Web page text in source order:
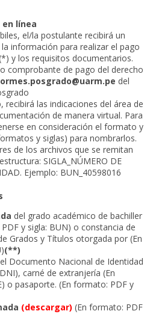
línea
el/la postulante recibirá un
información para realizar el pago
y los requisitos documentarios.
comprobante de pago del derecho
del
recibirá las indicaciones del área de
de manera virtual. Para
en consideración el formato y
y siglas) para nombrarlos.
de los archivos que se remitan
SIGLA_NÚMERO DE
Ejemplo: BUN_40598016
del grado académico de bachiller
y sigla: BUN) o constancia de
Grados y Títulos otorgada por (En
(**)
Documento Nacional de Identidad
carné de extranjería (En
o pasaporte. (En formato: PDF y
(descargar) (En formato: PDF